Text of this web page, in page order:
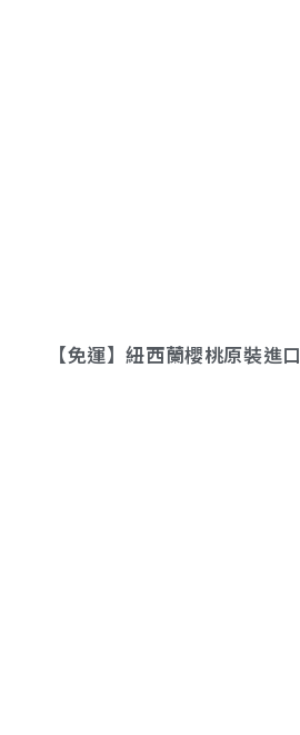
【免運】紐西蘭櫻桃原裝進口